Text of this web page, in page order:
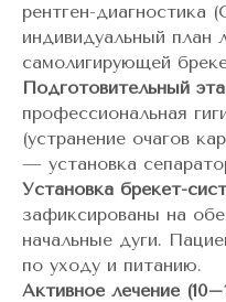
рентген-диагностика
индивидуальный план
самолигирующей
Подготовительный
профессиональная
(устранение очагов
— установка
Установка брекет-
зафиксированы на
начальные дуги.
по уходу и питанию.
Активное лечение